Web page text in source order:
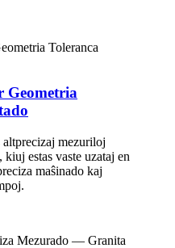
Geometria
altprecizaj mezuriloj
estas vaste uzataj en
maŝinado kaj